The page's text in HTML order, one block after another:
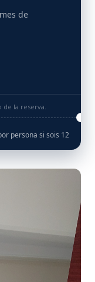
de
la reserva.
persona si sois 12